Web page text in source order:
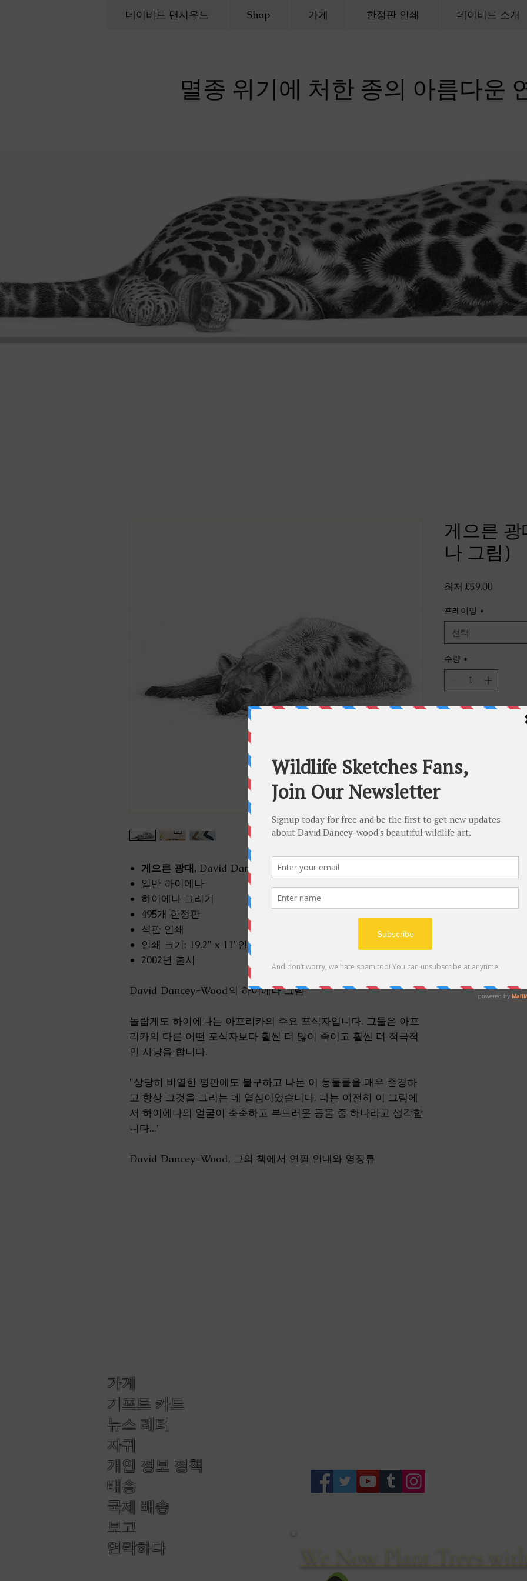
데이비드 댄시우드 Shop 가게 한정판 인쇄 데이비드 소개
멸종 위기에 처한 종의 아름다운
게으른 광대, David Dancey-Wood
일반 하이에나
하이에나 그리기
495개 한정판
석판 인쇄
인쇄 크기: 19.2" x 11"인치(48.5cm x 28cm)
2002년 출시
David Dancey-Wood의 하이에나 그림
놀랍게도 하이에나는 아프리카의 주요 포식자입니다. 그들은 아프
리카의 다른 어떤 포식자보다 훨씬 더 많이 죽이고 훨씬 더 적극적
인 사냥을 합니다.
"상당히 비열한 평판에도 불구하고 나는 이 동물들을 매우 존경하
고 항상 그것을 그리는 데 열심이었습니다. 나는 여전히 이 그림에
서 하이에나의 얼굴이 축축하고 부드러운 동물 중 하나라고 생각합
니다..."
David Dancey-Wood, 그의 책에서 연필 인내와 영장류
게으른 광
나 그림)
최저 £59.00
프레이밍 *
선택
수량 *
£ 150.00 이상의 모
국제 배송 가능
현재 영국 목적지
Limited Edition numbers
All new prints are
by David Dancey-
random and no
However, if you have
will do our best to
happy with.
가게
기프트 카드
뉴스 레터
자귀
개인 정보 정책
배송
국제 배송
보고
연락하다
We Now Plant Trees